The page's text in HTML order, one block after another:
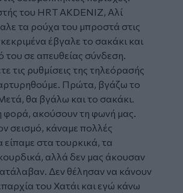
του HRT AKDENIZ, Αλί
τα ρούχα του μπροστά στις
έβγαλε το σακάκι και
του σε απευθείας σύνδεση.
τις ρυθμίσεις της τηλεόρασής
Πρώτα, βγάζω το
θα βγάλω και το σακάκι.
φορά, ακούσουν τη φωνή μας.
σεισμό, κάναμε πολλές
είπαμε στα τουρκικά, τα
αλλά δεν μας άκουσαν
Δεν θέλησαν να κάνουν
του Χατάι και εγώ κάνω